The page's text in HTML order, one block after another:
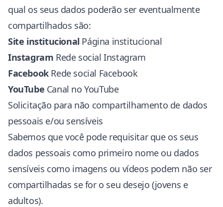
qual os seus dados poderão ser eventualmente
compartilhados são:
Site institucional Página institucional
Instagram Rede social Instagram
Facebook Rede social Facebook
YouTube Canal no YouTube
Solicitação para não compartilhamento de dados
pessoais e/ou sensíveis
Sabemos que você pode requisitar que os seus
dados pessoais como primeiro nome ou dados
sensíveis como imagens ou vídeos podem não ser
compartilhadas se for o seu desejo (jovens e
adultos).